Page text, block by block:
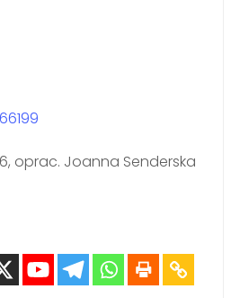
oprac. Joanna Senderska